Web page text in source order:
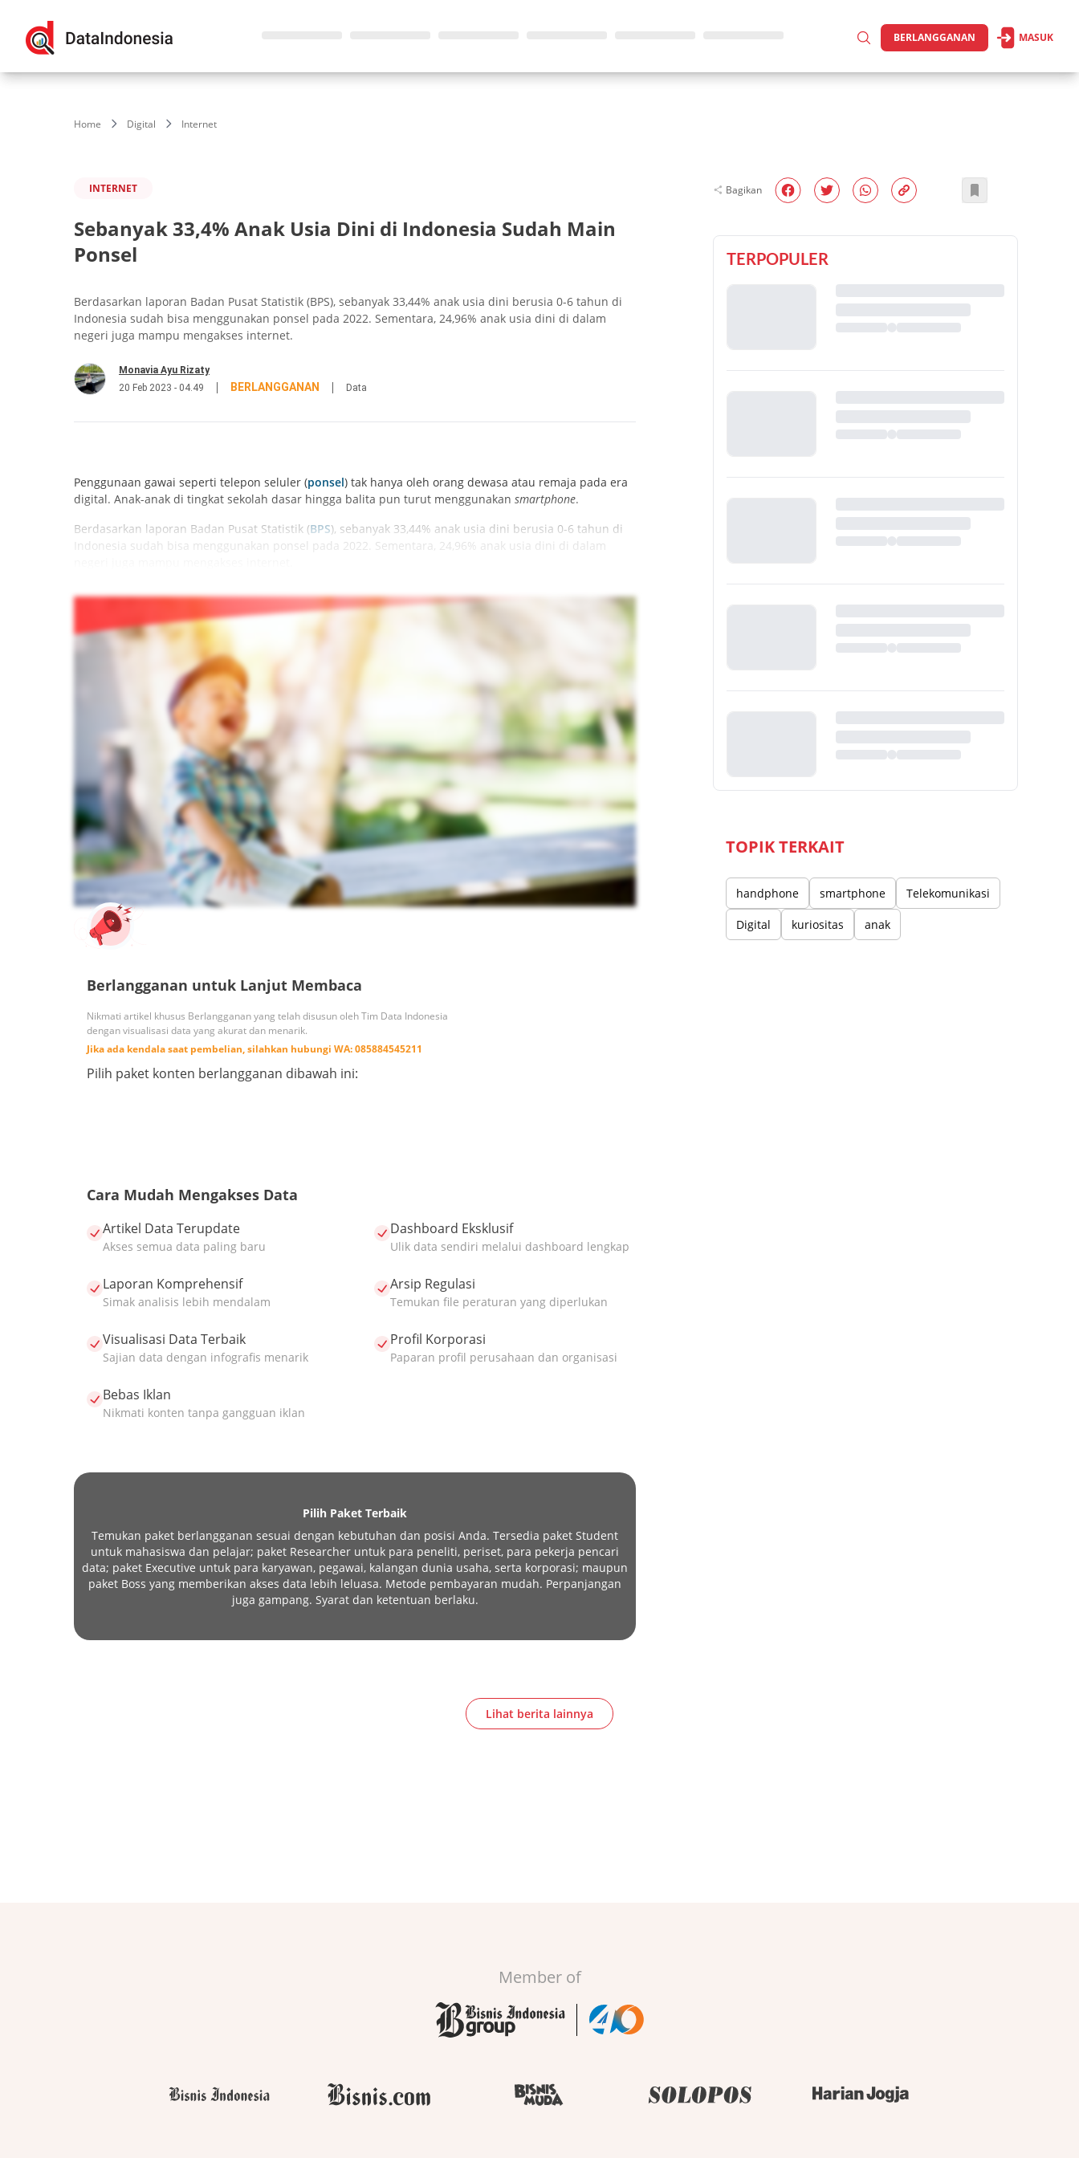
BERLANGGANAN MASUK
Home Digital Internet
INTERNET
Sebanyak 33,4% Anak Usia Dini di Indonesia Sudah Main
Ponsel
Berdasarkan laporan Badan Pusat Statistik (BPS), sebanyak 33,44% anak usia dini berusia 0-6 tahun di
Indonesia sudah bisa menggunakan ponsel pada 2022. Sementara, 24,96% anak usia dini di dalam
negeri juga mampu mengakses internet.
Monavia Ayu Rizaty
20 Feb 2023 - 04.49
BERLANGGANAN Data
Penggunaan gawai seperti telepon seluler (ponsel) tak hanya oleh orang dewasa atau remaja pada era
digital. Anak-anak di tingkat sekolah dasar hingga balita pun turut menggunakan smartphone.
Berdasarkan laporan Badan Pusat Statistik (BPS), sebanyak 33,44% anak usia dini berusia 0-6 tahun di
Indonesia sudah bisa menggunakan ponsel pada 2022. Sementara, 24,96% anak usia dini di dalam
Berlangganan untuk Lanjut Membaca
Nikmati artikel khusus Berlangganan yang telah disusun oleh Tim Data Indonesia
dengan visualisasi data yang akurat dan menarik.
Jika ada kendala saat pembelian, silahkan hubungi WA:085884545211
Pilih paket konten berlangganan dibawah ini:
Cara Mudah Mengakses Data
Artikel Data Terupdate
Akses semua data paling baru
Laporan Komprehensif
Simak analisis lebih mendalam
Visualisasi Data Terbaik
Sajian data dengan infografis menarik
Bebas Iklan
Nikmati konten tanpa gangguan iklan
Dashboard Eksklusif
Ulik data sendiri melalui dashboard lengkap
Arsip Regulasi
Temukan file peraturan yang diperlukan
Profil Korporasi
Paparan profil perusahaan dan organisasi
Pilih Paket Terbaik
Temukan paket berlangganan sesuai dengan kebutuhan dan posisi Anda. Tersedia paket Student
untuk mahasiswa dan pelajar; paket Researcher untuk para peneliti, periset, para pekerja pencari
data; paket Executive untuk para karyawan, pegawai, kalangan dunia usaha, serta korporasi; maupun
paket Boss yang memberikan akses data lebih leluasa. Metode pembayaran mudah. Perpanjangan
juga gampang. Syarat dan ketentuan berlaku.
Bagikan
TERPOPULER
TOPIK TERKAIT
handphone smartphone Telekomunikasi
Digital kuriositas anak
Lihat berita lainnya
Member of